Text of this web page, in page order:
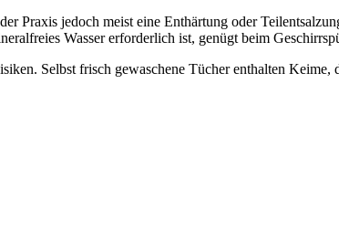
jedoch meist eine Enthärtung oder
Wasser erforderlich ist, genügt beim
Selbst frisch gewaschene Tücher enthalten